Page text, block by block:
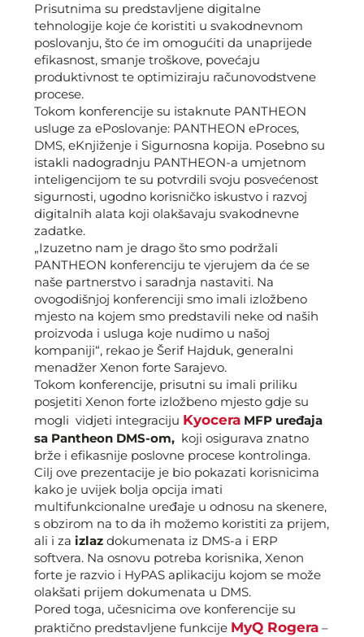
Prisutnima su predstavljene digitalne
tehnologije koje će koristiti u svakodnevnom
poslovanju, što će im omogućiti da unaprijede
efikasnost, smanje troškove, povećaju
produktivnost te optimiziraju računovodstvene
procese.
Tokom konferencije su istaknute PANTHEON
usluge za ePoslovanje: PANTHEON eProces,
DMS, eKnjiženje i Sigurnosna kopija. Posebno su
istakli nadogradnju PANTHEON-a umjetnom
inteligencijom te su potvrdili svoju posvećenost
sigurnosti, ugodno korisničko iskustvo i razvoj
digitalnih alata koji olakšavaju svakodnevne
zadatke.
„Izuzetno nam je drago što smo podržali
PANTHEON konferenciju te vjerujem da će se
naše partnerstvo i saradnja nastaviti. Na
ovogodišnjoj konferenciji smo imali izložbeno
mjesto na kojem smo predstavili neke od naših
proizvoda i usluga koje nudimo u našoj
kompaniji“, rekao je Šerif Hajduk, generalni
menadžer Xenon forte Sarajevo.
Tokom konferencije, prisutni su imali priliku
posjetiti Xenon forte izložbeno mjesto gdje su
mogli vidjeti integraciju Kyocera MFP uređaja
sa Pantheon DMS-om, koji osigurava znatno
brže i efikasnije poslovne procese kontrolinga.
Cilj ove prezentacije je bio pokazati korisnicima
kako je uvijek bolja opcija imati
multifunkcionalne uređaje u odnosu na skenere,
s obzirom na to da ih možemo koristiti za prijem,
ali i za izlaz dokumenata iz DMS-a i ERP
softvera. Na osnovu potreba korisnika, Xenon
forte je razvio i HyPAS aplikaciju kojom se može
olakšati prijem dokumenata u DMS.
Pored toga, učesnicima ove konferencije su
praktično predstavljene funkcije MyQ Rogera –